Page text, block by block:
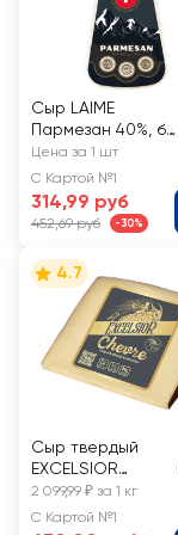
Сыр LAIME
Пармезан 40%, без
змж
Цена за 1 шт
С Картой №1
314,99 руб
452,69 руб -30%
4.7
Сыр твердый
EXCELSIOR
Chevre из козьего
молока 50%, без
2 099,99 ₽ за 1 кг
С Картой №1